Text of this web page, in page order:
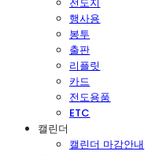
행사용
봉투
출판
리플릿
카드
전도용품
ETC
캘린더
캘린더 마감안내